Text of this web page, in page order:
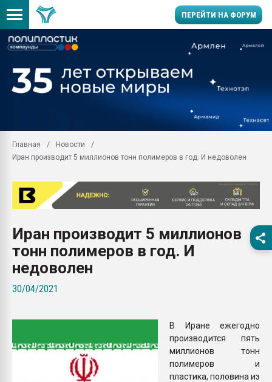
ПЕРЕЙТИ НА ФОРУМ
производство SPC
заводу пластмасс"
Подмосковье, Москва
28.07.2026
пластмасс
28.07.2026
ПЕРЕЙТИ НА
Главная
Новости
Иран производит 5 миллионов тонн полимеров в год. И недоволен
Иран производит 5 миллионов
тонн полимеров в год. И
недоволен
30/04/2021
В Иране ежегодно
производится пять
миллионов тонн
полимеров и
пластика, половина из